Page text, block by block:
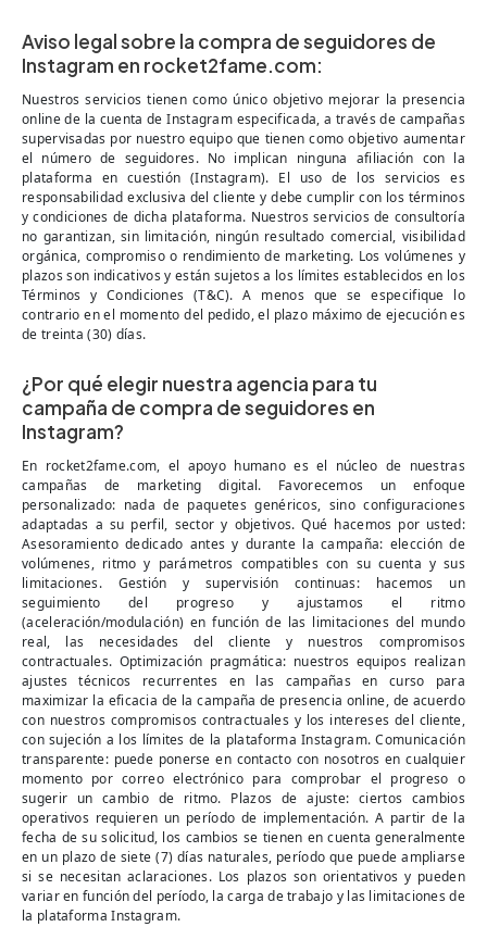
Aviso legal sobre la compra de seguidores de
Instagram en rocket2fame.com:
Nuestros servicios tienen como único objetivo mejorar la presencia
online de la cuenta de Instagram especificada, a través de campañas
supervisadas por nuestro equipo que tienen como objetivo aumentar
el número de seguidores. No implican ninguna afiliación con la
plataforma en cuestión (Instagram). El uso de los servicios es
responsabilidad exclusiva del cliente y debe cumplir con los términos
y condiciones de dicha plataforma. Nuestros servicios de consultoría
no garantizan, sin limitación, ningún resultado comercial, visibilidad
orgánica, compromiso o rendimiento de marketing. Los volúmenes y
plazos son indicativos y están sujetos a los límites establecidos en los
Términos y Condiciones (T&C). A menos que se especifique lo
contrario en el momento del pedido, el plazo máximo de ejecución es
de treinta (30) días.
¿Por qué elegir nuestra agencia para tu
campaña de compra de seguidores en
Instagram?
En rocket2fame.com, el apoyo humano es el núcleo de nuestras
campañas de marketing digital. Favorecemos un enfoque
personalizado: nada de paquetes genéricos, sino configuraciones
adaptadas a su perfil, sector y objetivos. Qué hacemos por usted:
Asesoramiento dedicado antes y durante la campaña: elección de
volúmenes, ritmo y parámetros compatibles con su cuenta y sus
limitaciones. Gestión y supervisión continuas: hacemos un
seguimiento del progreso y ajustamos el ritmo
(aceleración/modulación) en función de las limitaciones del mundo
real, las necesidades del cliente y nuestros compromisos
contractuales. Optimización pragmática: nuestros equipos realizan
ajustes técnicos recurrentes en las campañas en curso para
maximizar la eficacia de la campaña de presencia online, de acuerdo
con nuestros compromisos contractuales y los intereses del cliente,
con sujeción a los límites de la plataforma Instagram. Comunicación
transparente: puede ponerse en contacto con nosotros en cualquier
momento por correo electrónico para comprobar el progreso o
sugerir un cambio de ritmo. Plazos de ajuste: ciertos cambios
operativos requieren un período de implementación. A partir de la
fecha de su solicitud, los cambios se tienen en cuenta generalmente
en un plazo de siete (7) días naturales, período que puede ampliarse
si se necesitan aclaraciones. Los plazos son orientativos y pueden
variar en función del período, la carga de trabajo y las limitaciones de
la plataforma Instagram.